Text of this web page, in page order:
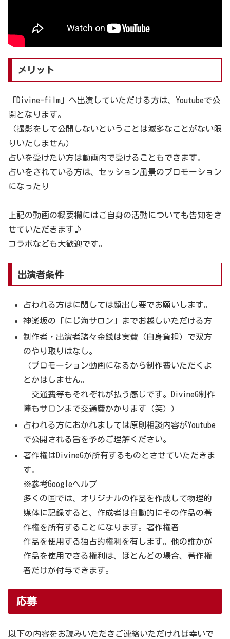
メリット
「Divine-film」へ出演していただける方は、Youtubeで公
開となります。
（撮影をして公開しないということは滅多なことがない限
りいたしません）
占いを受けたい方は動画内で受けることもできます。
占いをされている方は、セッション風景のプロモーション
になったり
上記の動画の概要欄にはご自身の活動についても告知をさ
せていただきます♪
コラボなども大歓迎です。
出演者条件
占われる方はに関しては顔出し要でお願いします。
神楽坂の「にじ海サロン」までお越しいただける方
制作者・出演者諸々金銭は実費（自身負担）で双方
のやり取りはなし。
（プロモーション動画になるから制作費いただくよ
とかはしません。
交通費等もそれぞれが払う感じです。DivineG制作
陣もサロンまで交通費かかります（笑））
占われる方におかれましては原則相談内容がYoutube
で公開される旨を予めご理解ください。
著作権はDivineGが所有するものとさせていただきま
す。
※参考Googleヘルプ
多くの国では、オリジナルの作品を作成して物理的
媒体に記録すると、作成者は自動的にその作品の著
作権を所有することになります。著作権者
作品を使用する独占的権利を有します。他の誰かが
作品を使用できる権利は、ほとんどの場合、著作権
者だけが付与できます。
応募
以下の内容をお読みいただきご連絡いただければ幸いで